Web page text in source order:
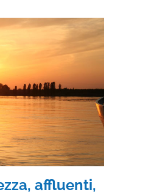
affluenti,